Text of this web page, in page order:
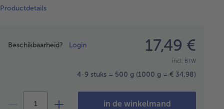
Productdetails
Beschikbaarheid? Login 17,49 €
incl. BTW
4-9 stuks = 500 g (1000 g = € 34,98)
in de winkelmand